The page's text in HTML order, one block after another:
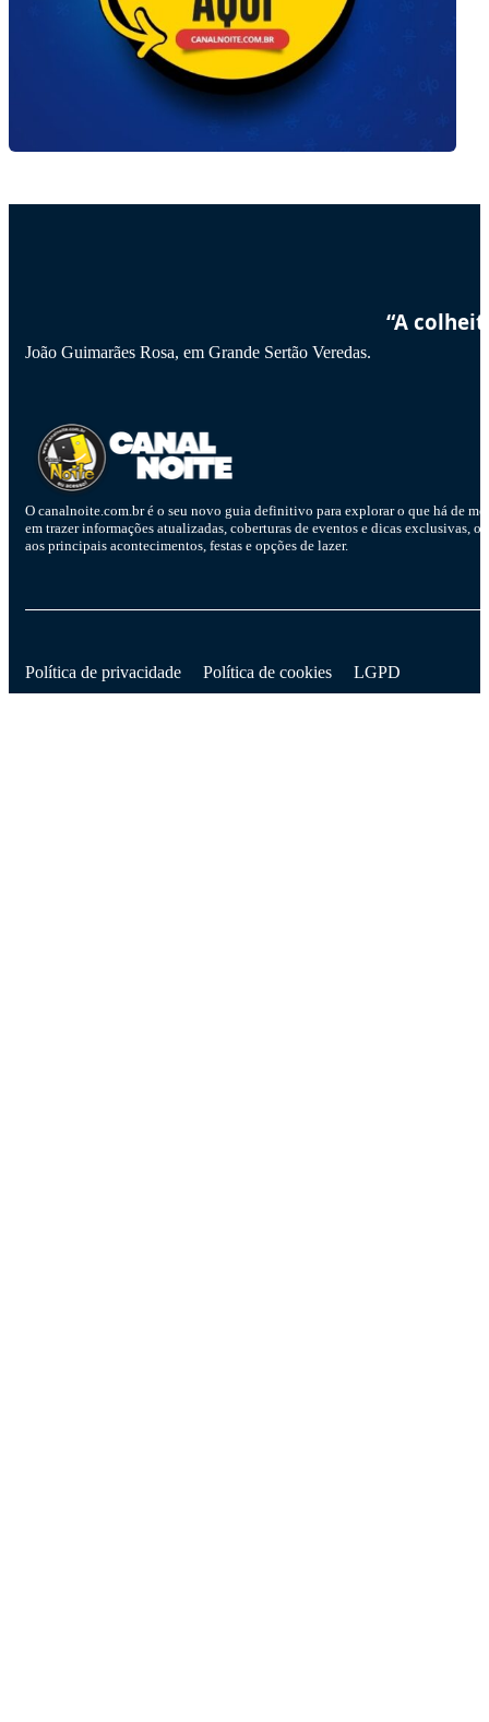
“A
João Guimarães Rosa, em Grande Sertão Veredas.
O canalnoite.com.br é o seu novo guia definitivo para explorar o que há de
em trazer informações atualizadas, coberturas de eventos e dicas exclusivas,
aos principais acontecimentos, festas e opções de lazer.
Política de privacidade Política de cookies LGPD